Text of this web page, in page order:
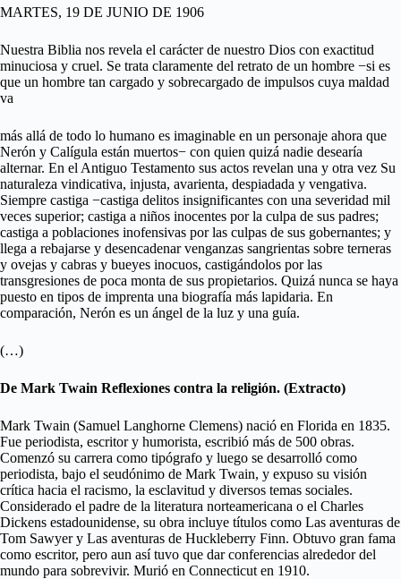
MARTES, 19 DE JUNIO DE 1906
Nuestra Biblia nos revela el carácter de nuestro Dios con exactitud
minuciosa y cruel. Se trata claramente del retrato de un hombre −si es
que un hombre tan cargado y sobrecargado de impulsos cuya maldad
va
más allá de todo lo humano es imaginable en un personaje ahora que
Nerón y Calígula están muertos− con quien quizá nadie desearía
alternar. En el Antiguo Testamento sus actos revelan una y otra vez Su
naturaleza vindicativa, injusta, avarienta, despiadada y vengativa.
Siempre castiga −castiga delitos insignificantes con una severidad mil
veces superior; castiga a niños inocentes por la culpa de sus padres;
castiga a poblaciones inofensivas por las culpas de sus gobernantes; y
llega a rebajarse y desencadenar venganzas sangrientas sobre terneras
y ovejas y cabras y bueyes inocuos, castigándolos por las
transgresiones de poca monta de sus propietarios. Quizá nunca se haya
puesto en tipos de imprenta una biografía más lapidaria. En
comparación, Nerón es un ángel de la luz y una guía.
(…)
De Mark Twain Reflexiones contra la religión. (Extracto)
Mark Twain (Samuel Langhorne Clemens) nació en Florida en 1835.
Fue periodista, escritor y humorista, escribió más de 500 obras.
Comenzó su carrera como tipógrafo y luego se desarrolló como
periodista, bajo el seudónimo de Mark Twain, y expuso su visión
crítica hacia el racismo, la esclavitud y diversos temas sociales.
Considerado el padre de la literatura norteamericana o el Charles
Dickens estadounidense, su obra incluye títulos como Las aventuras de
Tom Sawyer y Las aventuras de Huckleberry Finn. Obtuvo gran fama
como escritor, pero aun así tuvo que dar conferencias alrededor del
mundo para sobrevivir. Murió en Connecticut en 1910.